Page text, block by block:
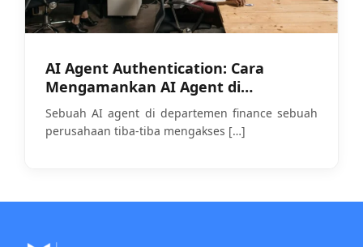
AI Agent Authentication: Cara
Mengamankan AI Agent di
Perusahaan Anda
Sebuah AI agent di departemen finance sebuah
perusahaan tiba-tiba mengakses […]